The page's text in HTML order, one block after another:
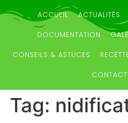
ACCUEIL ACTUALITÉS
DOCUMENTATION
CONSEILS & ASTUCES
CONTACT
Tag: